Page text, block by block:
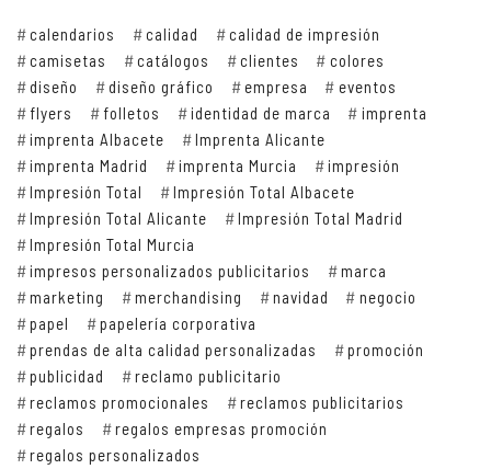
calendarios calidad
calidad de impresión
camisetas
catálogos clientes
colores
diseño
diseño gráfico empresa
eventos
flyers
folletos identidad de marca
imprenta
imprenta Albacete
Imprenta Alicante
imprenta Madrid
imprenta Murcia
impresión
Impresión Total
Impresión Total Albacete
Impresión Total Alicante
Impresión Total Madrid
Impresión Total Murcia
impresos personalizados publicitarios
marca
marketing
merchandising navidad
negocio
papel
papelería corporativa
prendas de alta calidad personalizadas
promoción
publicidad
reclamo publicitario
reclamos promocionales
reclamos publicitarios
regalos
regalos empresas promoción
regalos personalizados